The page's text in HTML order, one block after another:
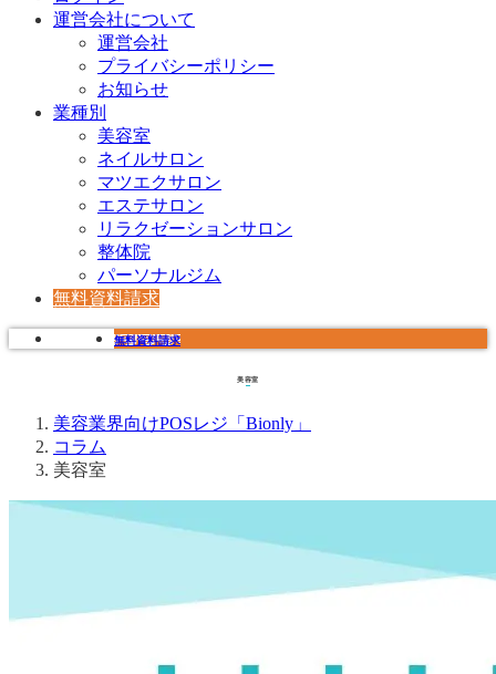
運営会社について
運営会社
プライバシーポリシー
お知らせ
業種別
美容室
ネイルサロン
マツエクサロン
エステサロン
リラクゼーションサロン
整体院
パーソナルジム
無料資料請求
無料資料請求
美容室
コラム
美容室